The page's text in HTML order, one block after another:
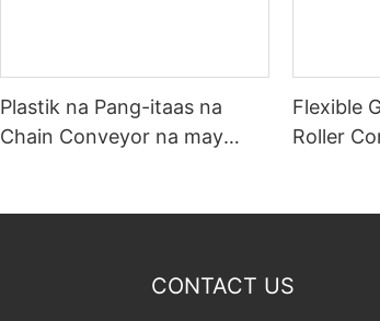
Plastik na Pang-itaas na
Chain Conveyor na may
Flexible
Roller
CONTACT US